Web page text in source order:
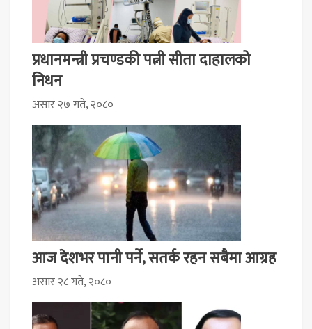
प्रधानमन्त्री प्रचण्डकी पत्नी सीता दाहालको
निधन
असार २७ गते, २०८०
आज देशभर पानी पर्ने, सतर्क रहन सबैमा आग्रह
असार २८ गते, २०८०